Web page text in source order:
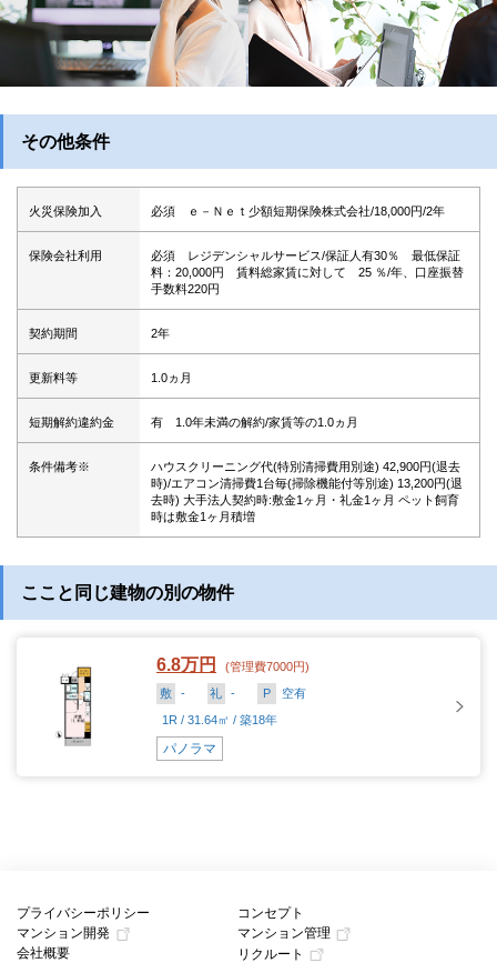
その他条件
火災保険加入 必須 ｅ－Ｎｅｔ少額短期保険株式会社/18,000円/2年
保険会社利用
必須 レジデンシャルサービス/保証人有30％ 最低保証
料：20,000円 賃料総家賃に対して 25 ％/年、口座振替
手数料220円
契約期間 2年
更新料等 1.0ヵ月
短期解約違約金 有 1.0年未満の解約/家賃等の1.0ヵ月
条件備考※
ハウスクリーニング代(特別清掃費用別途) 42,900円(退去
時)/エアコン清掃費1台毎(掃除機能付等別途) 13,200円(退
去時) 大手法人契約時:敷金1ヶ月・礼金1ヶ月 ペット飼育
時は敷金1ヶ月積増
ここと同じ建物の別の物件
6.8万円
(管理費7000円)
敷
- 礼 - P
空有
1R / 31.64㎡ / 築18年
パノラマ
プライバシーポリシー
コンセプト
マンション開発
マンション管理
会社概要
リクルート